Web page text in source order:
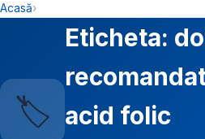
Acasă›
🏷️
Eticheta:
acid folic